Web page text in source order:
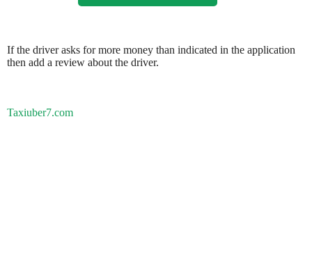
If the driver asks for more money than indicated in the application
then add a review about the driver.
Taxiuber7.com